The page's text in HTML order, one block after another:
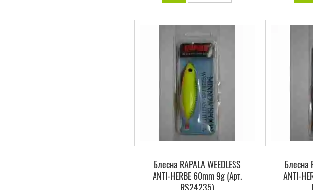
Блесна RAPALA WEEDLESS
ANTI-HERBE 60mm 9g (Арт.
RS24235)
Блесна
ANTI-